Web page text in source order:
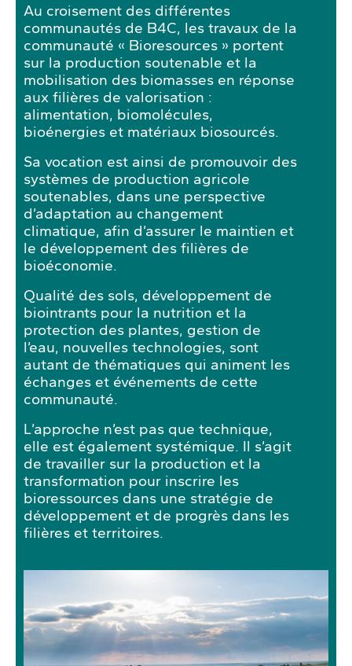
Au croisement des différentes
communautés de B4C, les travaux de la
communauté « Bioresources » portent
sur la production soutenable et la
mobilisation des biomasses en réponse
aux filières de valorisation :
alimentation, biomolécules,
bioénergies et matériaux biosourcés.
Sa vocation est ainsi de promouvoir des
systèmes de production agricole
soutenables, dans une perspective
d’adaptation au changement
climatique, afin d’assurer le maintien et
le développement des filières de
bioéconomie.
Qualité des sols, développement de
biointrants pour la nutrition et la
protection des plantes, gestion de
l’eau, nouvelles technologies, sont
autant de thématiques qui animent les
échanges et événements de cette
communauté.
L’approche n’est pas que technique,
elle est également systémique. Il s’agit
de travailler sur la production et la
transformation pour inscrire les
bioressources dans une stratégie de
développement et de progrès dans les
filières et territoires.